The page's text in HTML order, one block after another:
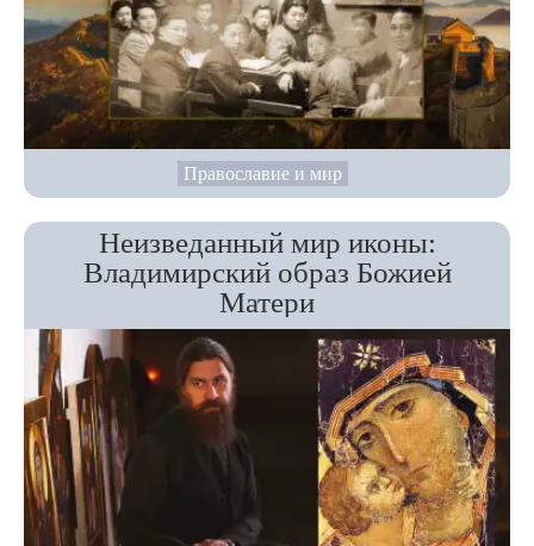
Православие и мир
Неизведанный мир иконы:
Владимирский образ Божией
Матери